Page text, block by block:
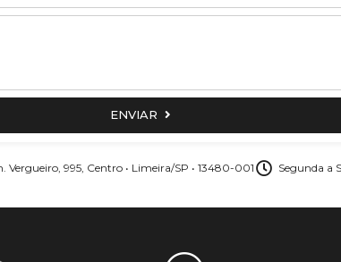
ENVIAR
Vergueiro, 995, Centro • Limeira/SP • 13480-001 Segunda a